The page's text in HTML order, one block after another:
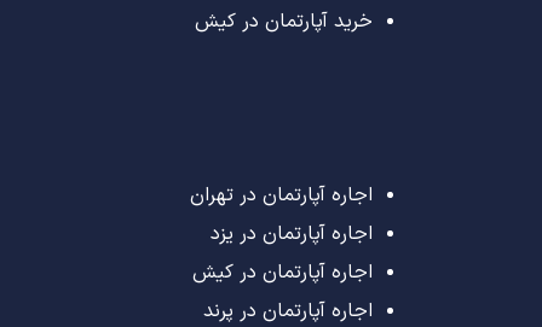
خرید آپارتمان در کیش
اجاره آپارتمان در تهران
اجاره آپارتمان در یزد
اجاره آپارتمان در کیش
اجاره آپارتمان در پرند